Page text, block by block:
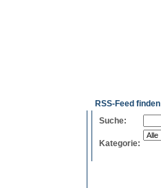
RSS-Feed finden
Suche:
Kategorie: